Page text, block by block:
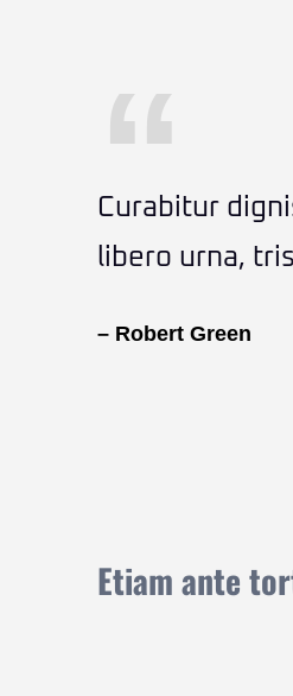
Curabitur
libero urna,
– Robert Green
Etiam ante